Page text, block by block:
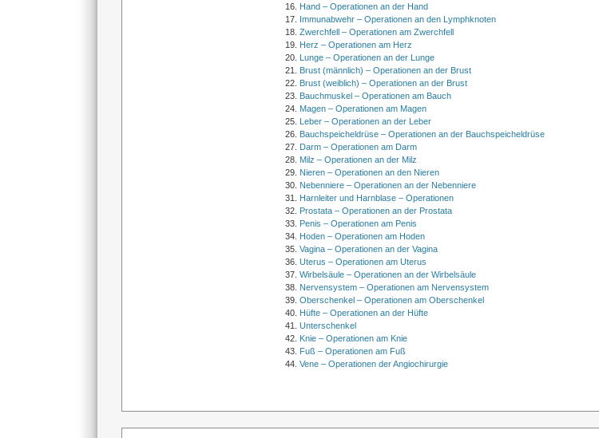
Hand – Operationen an der Hand
Immunabwehr – Operationen an den Lymphknoten
Zwerchfell – Operationen am Zwerchfell
Herz – Operationen am Herz
Lunge – Operationen an der Lunge
Brust (männlich) – Operationen an der Brust
Brust (weiblich) – Operationen an der Brust
Bauchmuskel – Operationen am Bauch
Magen – Operationen am Magen
Leber – Operationen an der Leber
Bauchspeicheldrüse – Operationen an der Bauchspeicheldrüse
Darm – Operationen am Darm
Milz – Operationen an der Milz
Nieren – Operationen an den Nieren
Nebenniere – Operationen an der Nebenniere
Harnleiter und Harnblase – Operationen
Prostata – Operationen an der Prostata
Penis – Operationen am Penis
Hoden – Operationen am Hoden
Vagina – Operationen an der Vagina
Uterus – Operationen am Uterus
Wirbelsäule – Operationen an der Wirbelsäule
Nervensystem – Operationen am Nervensystem
Oberschenkel – Operationen am Oberschenkel
Hüfte – Operationen an der Hüfte
Unterschenkel
Knie – Operationen am Knie
Fuß – Operationen am Fuß
Vene – Operationen der Angiochirurgie